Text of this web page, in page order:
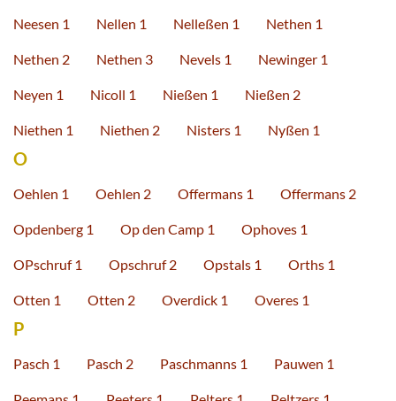
Neesen 1 Nellen 1 Nelleßen 1 Nethen 1
Nethen 2 Nethen 3 Nevels 1 Newinger 1
Neyen 1 Nicoll 1 Nießen 1 Nießen 2
Niethen 1 Niethen 2 Nisters 1 Nyßen 1
O
Oehlen 1 Oehlen 2 Offermans 1 Offermans 2
Opdenberg 1 Op den Camp 1 Ophoves 1
OPschruf 1 Opschruf 2 Opstals 1 Orths 1
Otten 1 Otten 2 Overdick 1 Overes 1
P
Pasch 1 Pasch 2 Paschmanns 1 Pauwen 1